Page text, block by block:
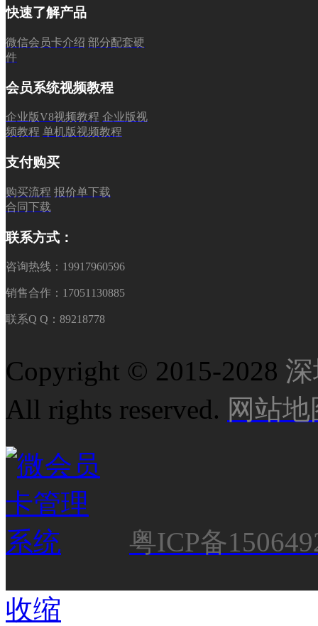
快速了解产品
微信会员卡介绍 部分配套硬
件
会员系统视频教程
企业版V8视频教程 企业版视
频教程 单机版视频教程
支付购买
购买流程 报价单下载
合同下载
联系方式：
咨询热线：19917960596
销售合作：17051130885
联系Q Q：89218778
Copyright © 2015-2028
All rights reserved. 网站地
粤ICP备
收缩